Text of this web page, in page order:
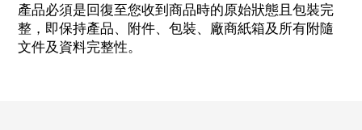
產品必須是回復至您收到商品時的原始狀態且包裝完
整，即保持產品、附件、包裝、廠商紙箱及所有附隨
文件及資料完整性。